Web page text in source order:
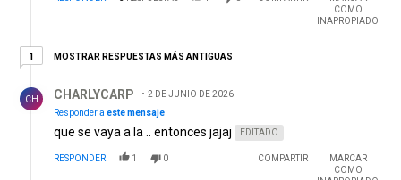
COMO
INAPROPIADO
11 respuesta más antiguas
MOSTRAR RESPUESTAS MÁS ANTIGUAS
CH CHARLYCARP
2 DE JUNIO DE 2026
Responder a este mensaje
que se vaya a la .. entonces jajaj EDITADO
RESPONDER 1 0 COMPARTIR
MARCAR
COMO